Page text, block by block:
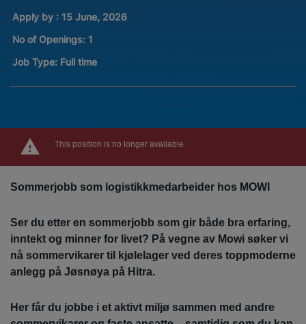
Apply by : 15 June, 2026
No of Openings: 1
Job Type: Full time
This position is no longer available
Sommerjobb som logistikkmedarbeider hos MOWI
Ser du etter en sommerjobb som gir både bra erfaring,
inntekt og minner for livet? På vegne av Mowi søker vi
nå sommervikarer til kjølelager ved deres toppmoderne
anlegg på Jøsnøya på Hitra.
Her får du jobbe i et aktivt miljø sammen med andre